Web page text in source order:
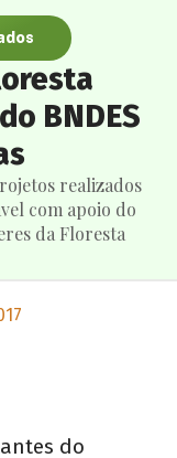
BNDES
realizados
com apoio do
da Floresta
do